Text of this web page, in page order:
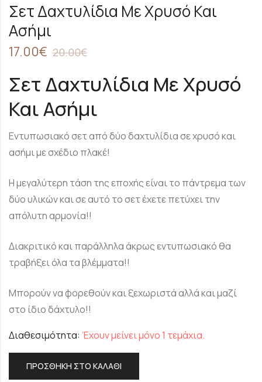
Σετ Δαχτυλίδια Με Χρυσό Και
Ασήμι
17.00€ 20.00€
Σετ Δαχτυλίδια Με Χρυσό
Και Ασήμι
Εντυπωσιακό σετ από δύο δαχτυλίδια σε χρυσό και
ασήμι με σχέδιο πλακέ!
Η μεγαλύτερη τάση της εποχής είναι το πάντρεμα των
δύο υλικών και σε αυτό το σετ έχετε πετύχει την
απόλυτη αρμονία!!
Διακριτικό και παράλληλα άκρως εντυπωσιακό θα
τραβήξει όλα τα βλέμματα!!
Μπορούν να φορεθούν και ξεχωριστά αλλά και μαζί
στο ίδιο δάχτυλο!!
Διαθεσιμότητα: Έχουν μείνει μόνο 1 τεμάχια.
ΠΡΟΣΘΉΚΗ ΣΤΟ ΚΑΛΆΘΙ